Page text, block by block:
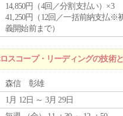
14,850円（4回／分割支払い）×3
41,250円（12回／一括前納支払※
義開始前まで）
スコープ・リーディングの技術
森信 彰雄
1月 12日 ～ 3月 29日